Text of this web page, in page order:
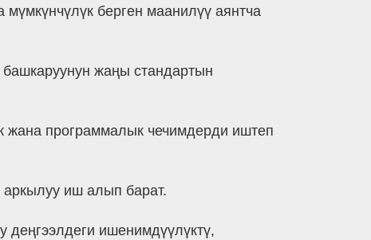
берген маанилүү аянтча
жаңы стандартын
жана программалык чечимдерди иштеп
аркылуу иш алып барат.
деңгээлдеги ишенимдүүлүктү,